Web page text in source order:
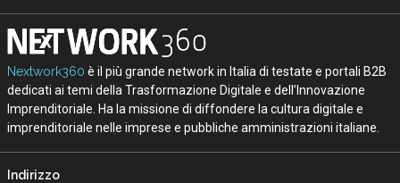
Nextwork360 è il più grande network in Italia di testate e portali B2B
dedicati ai temi della Trasformazione Digitale e dell’Innovazione
Imprenditoriale. Ha la missione di diffondere la cultura digitale e
imprenditoriale nelle imprese e pubbliche amministrazioni italiane.
Indirizzo